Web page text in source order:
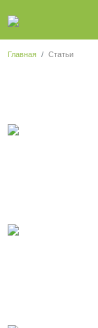
Главная Статьи